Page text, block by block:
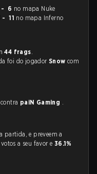
- 6 no mapa Nuke
- 11 no mapa Inferno
44 frags.
foi do jogador Snow com
paiN Gaming .
partida, e preveem a
a seu favor e 36.1%